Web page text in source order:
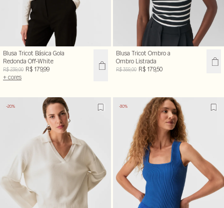
Blusa Tricot Básica Gola
Redonda Off-White
R$ 239,00 R$ 179,99
+ cores
Blusa Tricot Ombro a
Ombro Listrada
R$ 359,00 R$ 179,50
-20% -30%